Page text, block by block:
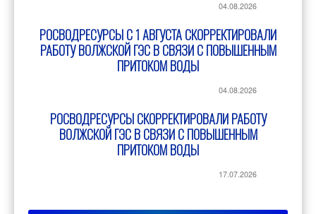
04.08.2026
РОСВОДРЕСУРСЫ С 1 АВГУСТА СКОРРЕКТИРОВАЛИ
РАБОТУ ВОЛЖСКОЙ ГЭС В СВЯЗИ С ПОВЫШЕННЫМ
ПРИТОКОМ ВОДЫ
04.08.2026
РОСВОДРЕСУРСЫ СКОРРЕКТИРОВАЛИ РАБОТУ
ВОЛЖСКОЙ ГЭС В СВЯЗИ С ПОВЫШЕННЫМ
ПРИТОКОМ ВОДЫ
17.07.2026